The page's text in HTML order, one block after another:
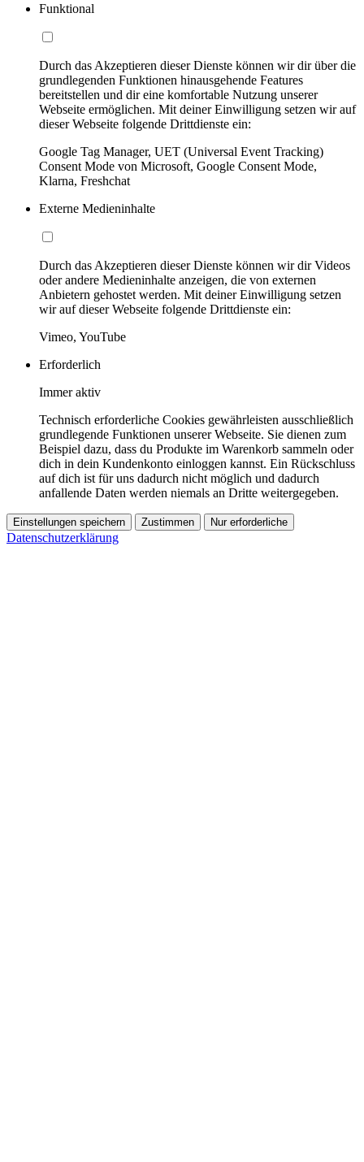
Funktional
Durch das Akzeptieren dieser Dienste können wir dir über die
grundlegenden Funktionen hinausgehende Features
bereitstellen und dir eine komfortable Nutzung unserer
Webseite ermöglichen. Mit deiner Einwilligung setzen wir auf
dieser Webseite folgende Drittdienste ein:
Google Tag Manager, UET (Universal Event Tracking)
Consent Mode von Microsoft, Google Consent Mode,
Klarna, Freshchat
Externe Medieninhalte
Durch das Akzeptieren dieser Dienste können wir dir Videos
oder andere Medieninhalte anzeigen, die von externen
Anbietern gehostet werden. Mit deiner Einwilligung setzen
wir auf dieser Webseite folgende Drittdienste ein:
Vimeo, YouTube
Erforderlich
Immer aktiv
Technisch erforderliche Cookies gewährleisten ausschließlich
grundlegende Funktionen unserer Webseite. Sie dienen zum
Beispiel dazu, dass du Produkte im Warenkorb sammeln oder
dich in dein Kundenkonto einloggen kannst. Ein Rückschluss
auf dich ist für uns dadurch nicht möglich und dadurch
anfallende Daten werden niemals an Dritte weitergegeben.
Einstellungen speichern Zustimmen Nur erforderliche
Datenschutzerklärung